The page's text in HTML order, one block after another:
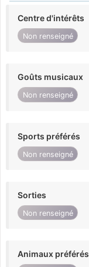
Centre d'intérêts
Non renseigné
Goûts musicaux
Non renseigné
Sports préférés
Non renseigné
Sorties
Non renseigné
Animaux préférés